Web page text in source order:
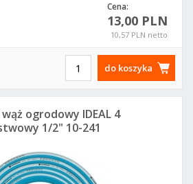
Cena:
13,00 PLN
10,57 PLN netto
do koszyka
ogrodowy IDEAL 4
1/2" 10-241